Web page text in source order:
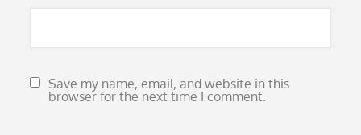
Save my name, email, and website in this
browser for the next time I comment.